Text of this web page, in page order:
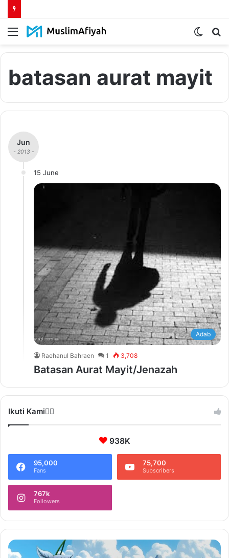
Menu
Switch
batasan aurat mayit
Jun
- 2013 -
15 June
Adab
Raehanul Bahraen 1 3,708
Batasan Aurat Mayit/Jenazah
Ikuti Kami❤️‍🔥
938K
95,000
Fans
75,700
Subscribers
767k
Followers